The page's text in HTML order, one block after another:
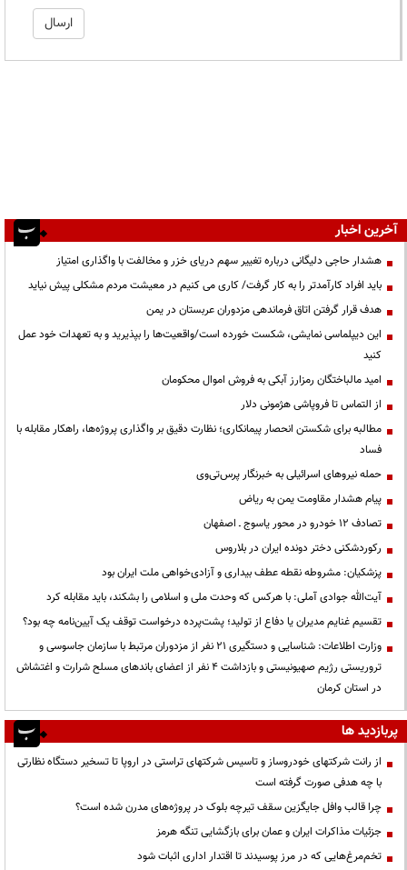
آخرین اخبار
هشدار حاجی دلیگانی درباره تغییر سهم دریای خزر و مخالفت با واگذاری امتیاز
باید افراد کارآمدتر را به کار گرفت/ کاری می کنیم در معیشت مردم مشکلی پیش نیاید
هدف قرار گرفتن اتاق‌ فرماندهی مزدوران عربستان در یمن
این دیپلماسی نمایشی، شکست خورده است/واقعیت‌ها را بپذیرید و به تعهدات خود عمل
کنید
امید مالباختگان رمزارز آبکی به فروش اموال محکومان
از التماس تا فروپاشی هژمونی دلار
مطالبه برای شکستن انحصار پیمانکاری؛ نظارت دقیق بر واگذاری پروژه‌ها، راهکار مقابله با
فساد
حمله نیروهای اسرائیلی به خبرنگار پرس‌تی‌وی
پیام هشدار مقاومت یمن به ریاض
تصادف ۱۲ خودرو در محور یاسوج ـ اصفهان
رکوردشکنی دختر دونده ایران در بلاروس
پزشکیان: مشروطه نقطه عطف بیداری و آزادی‌خواهی ملت ایران بود
آیت‌الله جوادی آملی: با هرکس که وحدت ملی و اسلامی را بشکند، باید مقابله کرد
تقسیم غنایم مدیران یا دفاع از تولید؛ پشت‌پرده درخواست توقف یک آیین‌نامه چه بود؟
وزارت اطلاعات: شناسایی و دستگیری ۲۱ نفر از مزدوران مرتبط با سازمان جاسوسی و
تروریستی رژیم صهیونیستی و بازداشت ۴ نفر از اعضای باندهای مسلح شرارت و اغتشاش
در استان کرمان
پربازدید ها
از رانت‌ شرکتهای خودروساز و تاسیس شرکتهای تراستی در اروپا تا تسخیر دستگاه نظارتی
با چه هدفی صورت گرفته است
چرا قالب وافل جایگزین سقف تیرچه بلوک در پروژه‌های مدرن شده است؟
جزئیات مذاکرات ایران و عمان برای بازگشایی تنگه هرمز
تخم‌مرغ‌هایی که در مرز پوسیدند تا اقتدار اداری اثبات شود